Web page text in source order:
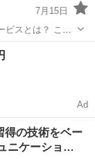
7月15日
とは？ この
外に行かないと
やワーキングホ
Ad
得の技術をベー
ニケーショ…